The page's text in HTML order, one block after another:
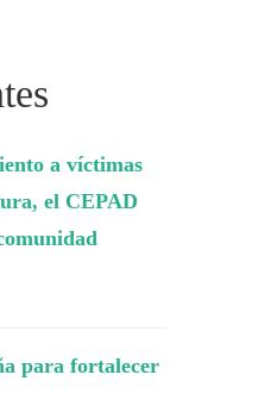
a víctimas
el CEPAD
para fortalecer